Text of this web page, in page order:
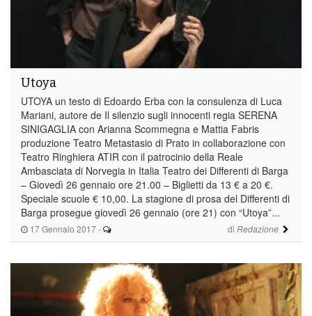
17 Gennaio 2017 - di Redazione
Utoya
UTOYA un testo di Edoardo Erba con la consulenza di Luca
Mariani, autore de Il silenzio sugli innocenti regia SERENA
SINIGAGLIA con Arianna Scommegna e Mattia Fabris
produzione Teatro Metastasio di Prato in collaborazione con
Teatro Ringhiera ATIR con il patrocinio della Reale
Ambasciata di Norvegia in Italia Teatro dei Differenti di Barga
– Giovedì 26 gennaio ore 21.00 – Biglietti da 13 € a 20 €.
Speciale scuole € 10,00. La stagione di prosa del Differenti di
Barga prosegue giovedì 26 gennaio (ore 21) con “Utoya”...